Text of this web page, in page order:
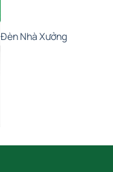
Đèn Nhà Xưởng